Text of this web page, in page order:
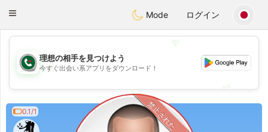
Weshrak
Toggle
Mode ログイン
💖
💕
理想の相手を見つけよう
今すぐ出会い系アプリをダウンロード！
0.1/1 禁止された